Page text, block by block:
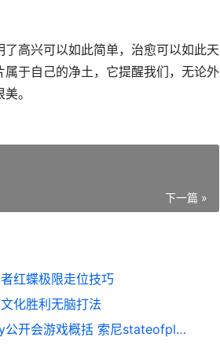
高兴可以如此简单，治愈可以如此天
于自己的净土，它提醒我们，无论外
。
下一篇 »
红蝶极限走位技巧
化胜利无脑打法
索尼stateofplay公开会游戏概括 索尼stateofplay公开会上游戏有哪些 sonyplay